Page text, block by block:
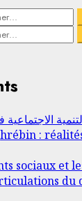
الاجتماعية
:
sociaux et